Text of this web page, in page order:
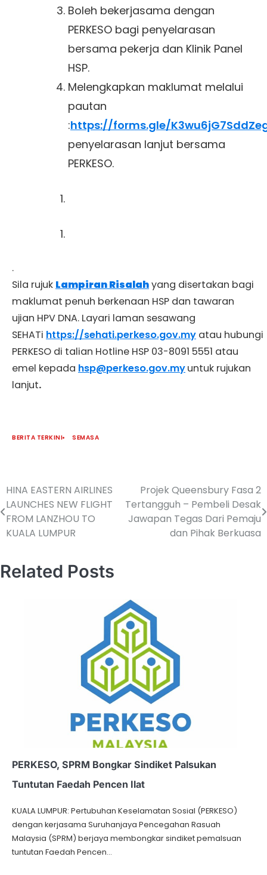
Boleh bekerjasama dengan
PERKESO bagi penyelarasan
bersama pekerja dan Klinik Panel
HSP.
Melengkapkan maklumat melalui
pautan
:https://forms.gle/
penyelarasan lanjut bersama
PERKESO.
.
Sila rujuk Lampiran Risalahyang disertakan bagi
maklumat penuh berkenaan HSP dan tawaran
ujian HPV DNA. Layari laman sesawang
SEHATi https://sehati.perkeso.gov.my atau hubungi
PERKESO di talian Hotline HSP 03-8091 5551 atau
emel kepada hsp@perkeso.gov.myuntuk rujukan
lanjut.
BERITA TERKINI SEMASA
HINA EASTERN AIRLINES
LAUNCHES NEW FLIGHT
FROM LANZHOU TO
KUALA LUMPUR
Projek Queensbury Fasa 2
Tertangguh – Pembeli Desak
Jawapan Tegas Dari Pemaju
dan Pihak Berkuasa
Related Posts
PERKESO, SPRM Bongkar Sindiket Palsukan
Tuntutan Faedah Pencen Ilat
KUALA LUMPUR: Pertubuhan Keselamatan Sosial (PERKESO)
dengan kerjasama Suruhanjaya Pencegahan Rasuah
Malaysia (SPRM) berjaya membongkar sindiket pemalsuan
tuntutan Faedah Pencen…